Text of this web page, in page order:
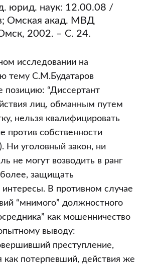
юрид. наук: 12.00.08 /
Омская акад. МВД
2002. – С. 24.
исследовании на
тему С.М.Будатаров
позицию: “Диссертант
лиц, обманным путем
нельзя квалифицировать
против собственности
Ни уголовный закон, ни
не могут возводить в ранг
защищать
В противном случае
“мнимого” должностного
как мошенничество
выводу:
преступление,
как потерпевший, действия же